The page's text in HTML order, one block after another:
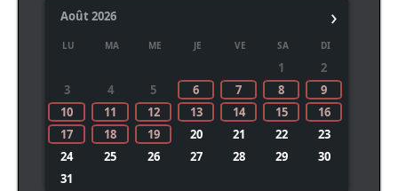
›
Août2026
LU MA ME JE VE SA DI
1
2
3
4 5 6 7 8
9
10
11 12 13 14 15
16
17
18 19 20 21 22
23
24
25 26 27 28 29
30
31